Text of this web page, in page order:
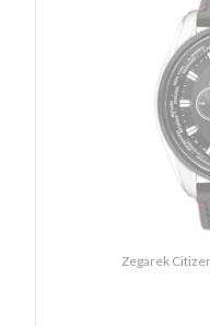
Zegarek